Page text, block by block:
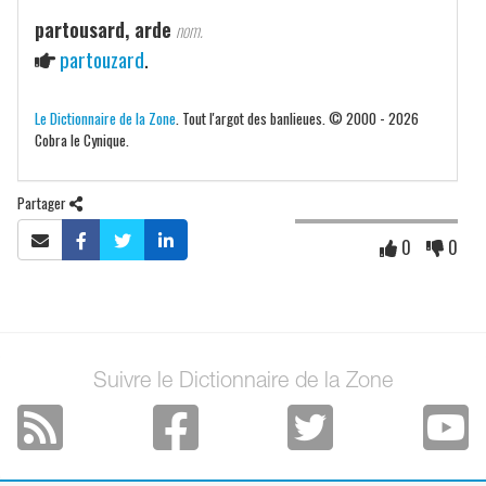
partousard, arde nom.
partouzard.
Le Dictionnaire de la Zone . Tout l'argot des banlieues. © 2000 - 2026
Cobra le Cynique.
Partager
0 0
Suivre le Dictionnaire de la Zone